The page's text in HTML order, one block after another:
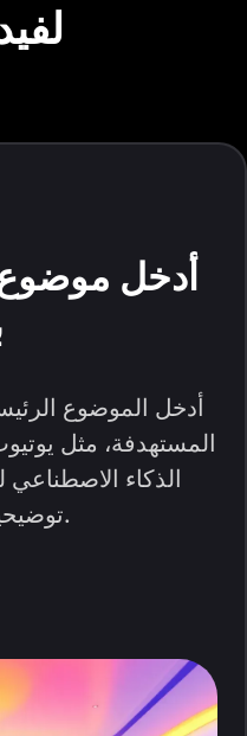
أدخل موضوع
أدخل الموضوع
المستهدفة، مثل
الذكاء
توضيحية مخصصة.